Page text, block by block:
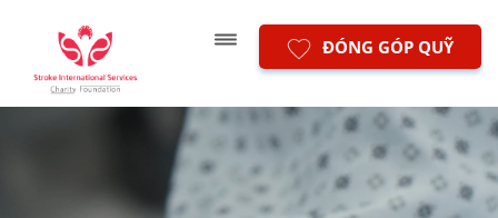
ĐÓNG GÓP QUỸ